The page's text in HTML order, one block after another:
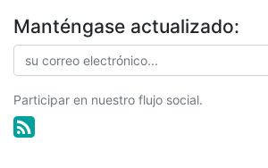
Manténgase actualizado:
Participar en nuestro flujo social.